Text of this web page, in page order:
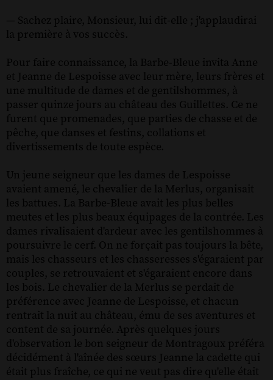
— Sachez plaire, Monsieur, lui dit-elle ; j'applaudirai
la première à vos succès.
Pour faire connaissance, la Barbe-Bleue invita Anne
et Jeanne de Lespoisse avec leur mère, leurs frères et
une multitude de dames et de gentilshommes, à
passer quinze jours au château des Guillettes. Ce ne
furent que promenades, que parties de chasse et de
pêche, que danses et festins, collations et
divertissements de toute espèce.
Un jeune seigneur que les dames de Lespoisse
avaient amené, le chevalier de la Merlus, organisait
les battues. La Barbe-Bleue avait les plus belles
meutes et les plus beaux équipages de la contrée. Les
dames rivalisaient d'ardeur avec les gentilshommes à
poursuivre le cerf. On ne forçait pas toujours la bête,
mais les chasseurs et les chasseresses s'égaraient par
couples, se retrouvaient et s'égaraient encore dans
les bois. Le chevalier de la Merlus se perdait de
préférence avec Jeanne de Lespoisse, et chacun
rentrait la nuit au château, ému de ses aventures et
content de sa journée. Après quelques jours
d'observation le bon seigneur de Montragoux préféra
décidément à l'aînée des sœurs Jeanne la cadette qui
était plus fraîche, ce qui ne veut pas dire qu'elle était